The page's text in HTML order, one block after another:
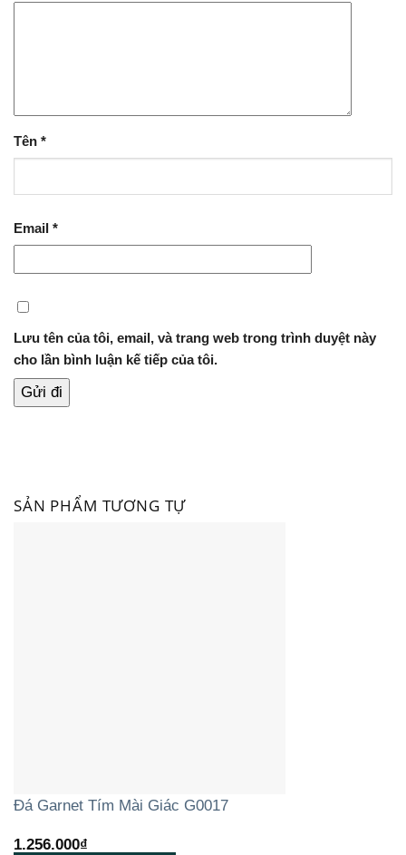
Tên *
Email *
Lưu tên của tôi, email, và trang web trong trình duyệt này
cho lần bình luận kế tiếp của tôi.
SẢN PHẨM TƯƠNG TỰ
Đá Garnet Tím Mài Giác G0017
1.256.000₫